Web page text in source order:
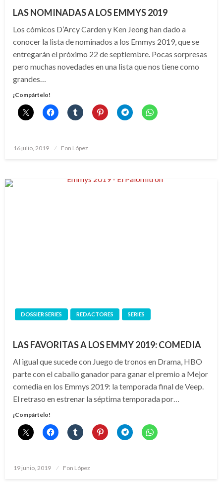
LAS NOMINADAS A LOS EMMYS 2019
Los cómicos D’Arcy Carden y Ken Jeong han dado a
conocer la lista de nominados a los Emmys 2019, que se
entregarán el próximo 22 de septiembre. Pocas sorpresas
pero muchas novedades en una lista que nos tiene como
grandes…
¡Compártelo!
Publicado
16 julio, 2019 Fon López
DOSSIER SERIES REDACTORES SERIES
LAS FAVORITAS A LOS EMMY 2019: COMEDIA
Al igual que sucede con Juego de tronos en Drama, HBO
parte con el caballo ganador para ganar el premio a Mejor
comedia en los Emmys 2019: la temporada final de Veep.
El retraso en estrenar la séptima temporada por…
¡Compártelo!
Publicado
19 junio, 2019 Fon López